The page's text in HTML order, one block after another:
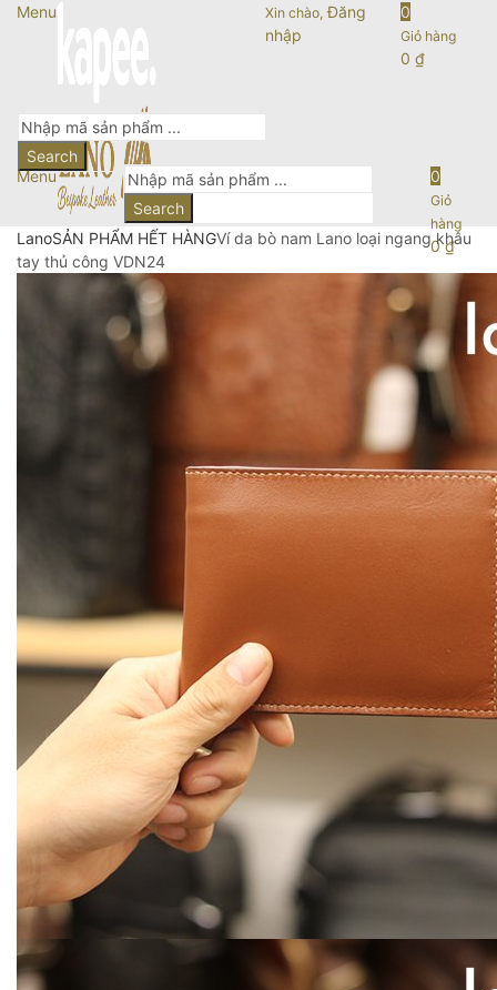
Menu Xin chào, Đăng
nhập
0
Giỏ hàng
0 ₫
Search
Menu
Search
0
Giỏ
hàng
0₫
LanoSẢN PHẨM HẾT HÀNGVí da bò nam Lano loại ngang khâu
tay thủ công VDN24